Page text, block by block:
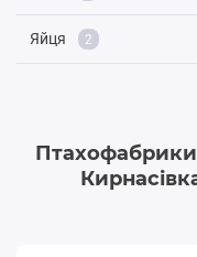
Яйця 2